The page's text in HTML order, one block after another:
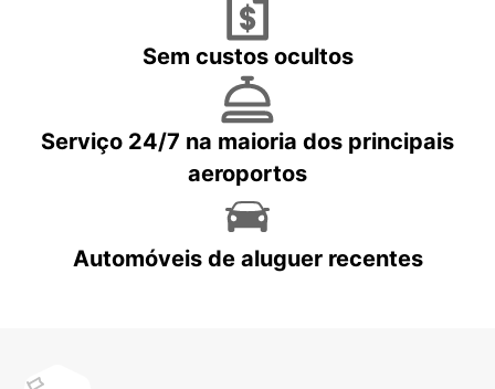
Sem custos ocultos
Serviço 24/7 na maioria dos principais
aeroportos
Automóveis de aluguer recentes